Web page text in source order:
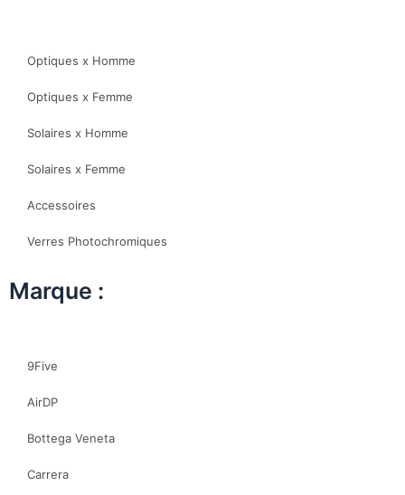
Optiques x Homme
Optiques x Femme
Solaires x Homme
Solaires x Femme
Accessoires
Verres Photochromiques
Marque :
9Five
AirDP
Bottega Veneta
Carrera